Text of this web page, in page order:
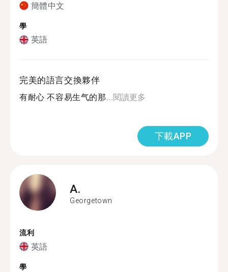
簡體中文
學
英語
完美的語言交換夥伴
有耐心 不容易生气的那...閱讀更多
下載APP
A.
Georgetown
流利
英語
學